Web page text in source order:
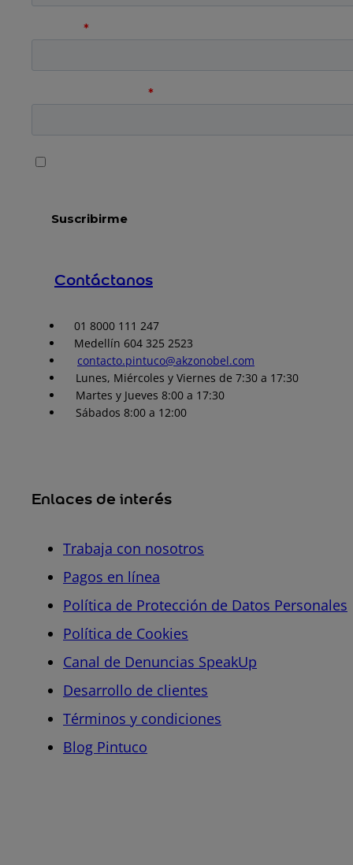
Contáctanos
01 8000 111 247
Medellín 604 325 2523
contacto.pintuco@akzonobel.com
Lunes, Miércoles y Viernes de 7:30 a 17:30
Martes y Jueves 8:00 a 17:30
Sábados 8:00 a 12:00
Enlaces de interés
Trabaja con nosotros
Pagos en línea
Política de Protección de Datos Personales
Política de Cookies
Canal de Denuncias SpeakUp
Desarrollo de clientes
Términos y condiciones
Blog Pintuco